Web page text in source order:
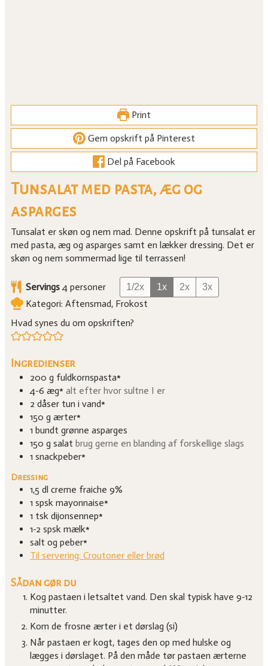
Print
Gem opskrift på Pinterest
Del på Facebook
Tunsalat med pasta, æg og
asparges
Tunsalat er skøn og nem mad. Denne opskrift på tunsalat er
med pasta, æg og asparges samt en lækker dressing. Det er
skøn og nem sommermad lige til terrassen!
Servings4 personer 1/2x 1x 2x 3x
Kategori: Aftensmad, Frokost
Hvad synes du om opskriften?
Ingredienser
200 g fuldkornspasta*
4-6 æg* alt efter hvor sultne I er
2 dåser tun i vand*
150 g ærter*
1 bundt grønne asparges
150 g salat brug gerne en blanding af forskellige slags
1 snackpeber*
Dressing
1,5 dl creme fraiche 9%
1 spsk mayonnaise*
1 tsk dijonsennep*
1-2 spsk mælk*
salt og peber*
Til servering: Croutoner eller brød
Sådan gør du
Kog pastaen i letsaltet vand. Den skal typisk have 9-12
minutter.
Kom de frosne ærter i et dørslag (si)
Når pastaen er kogt, tages den op med hulske og
lægges i dørslaget. På den måde tør pastaen ærterne